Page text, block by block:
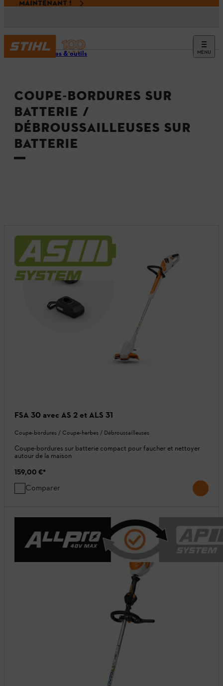
MAINTENANT !
MENU
Machines & outils
COUPE-BORDURES SUR
BATTERIE /
DÉBROUSSAILLEUSES SUR
BATTERIE
FSA 30 avec AS 2 et ALS 31
Coupe-bordures / Coupe-herbes / Débroussailleuses
Coupe-bordures sur batterie compact pour faucher et nettoyer
autour de la maison
159,00 €*
Comparer